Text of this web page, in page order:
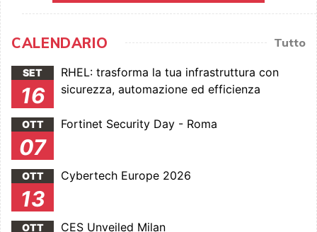
CALENDARIO Tutto
SET
16
RHEL: trasforma la tua infrastruttura con
sicurezza, automazione ed efficienza
OTT
07
Fortinet Security Day - Roma
OTT
13
Cybertech Europe 2026
OTT CES Unveiled Milan